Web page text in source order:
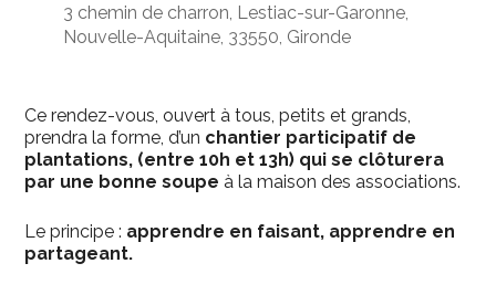
3 chemin de charron, Lestiac-sur-Garonne,
Nouvelle-Aquitaine, 33550, Gironde
Ce rendez-vous, ouvert à tous, petits et grands,
prendra la forme, d’un chantier participatif de
plantations, (entre 10h et 13h) qui se clôturera
par une bonne soupe à la maison des associations.
Le principe : apprendre en faisant, apprendre en
partageant.